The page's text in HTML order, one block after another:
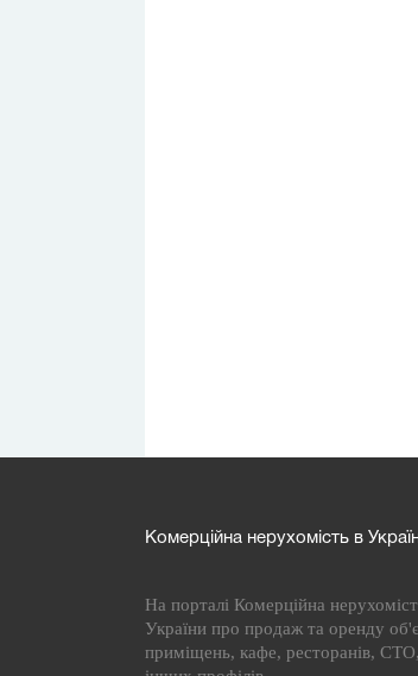
Комерційна нерухомість в
На порталі Комерційна
України про продаж та оренду
приміщень, кафе, ресторанів,